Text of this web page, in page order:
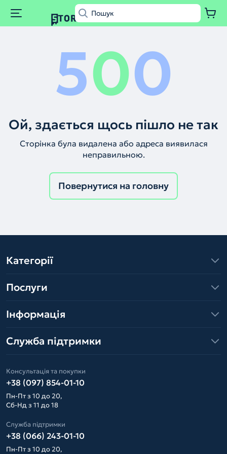
500
Ой, здається щось пішло не так
Сторінка була видалена або адреса виявилася
неправильною.
Повернутися на головну
Категорії
Послуги
Інформація
Служба підтримки
Консультація та покупки
+38 (097) 854-01-10
Пн-Пт з 10 до 20,
Сб-Нд з 11 до 18
Служба підтримки
+38 (066) 243-01-10
Пн-Пт з 10 до 20,